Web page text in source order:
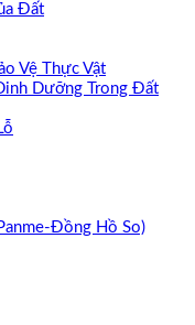
Đất
Vệ Thực Vật
Dưỡng Trong Đất
Đồng Hồ So)